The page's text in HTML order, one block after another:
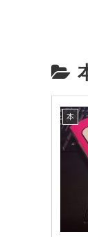
本